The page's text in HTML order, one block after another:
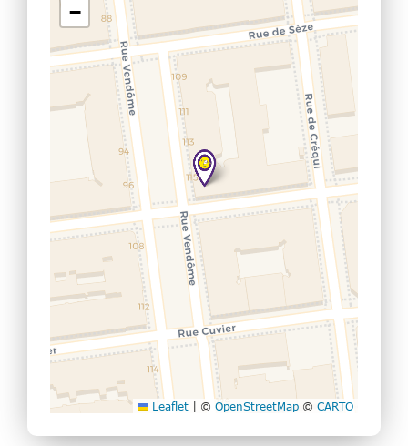
−
Leaflet © OpenStreetMap © CARTO